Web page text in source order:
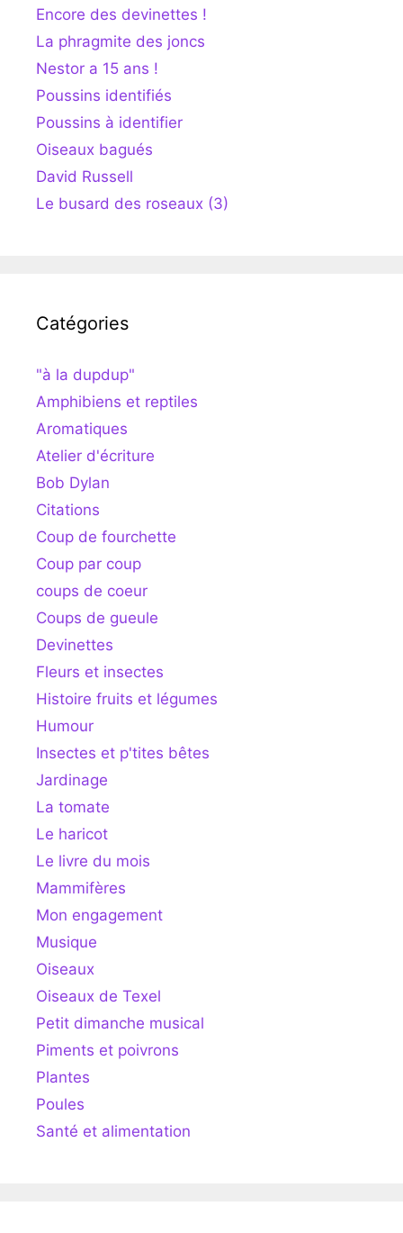
Encore des devinettes !
La phragmite des joncs
Nestor a 15 ans !
Poussins identifiés
Poussins à identifier
Oiseaux bagués
David Russell
Le busard des roseaux (3)
Catégories
"à la dupdup"
Amphibiens et reptiles
Aromatiques
Atelier d'écriture
Bob Dylan
Citations
Coup de fourchette
Coup par coup
coups de coeur
Coups de gueule
Devinettes
Fleurs et insectes
Histoire fruits et légumes
Humour
Insectes et p'tites bêtes
Jardinage
La tomate
Le haricot
Le livre du mois
Mammifères
Mon engagement
Musique
Oiseaux
Oiseaux de Texel
Petit dimanche musical
Piments et poivrons
Plantes
Poules
Santé et alimentation